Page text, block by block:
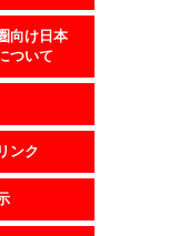
向け日本
ついて
ンク